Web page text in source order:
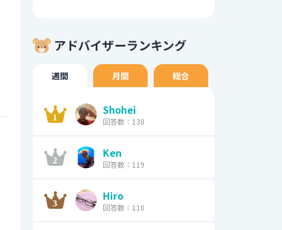
アドバイザーランキング
週間 月間 総合
Shohei
回答数：138
Ken
回答数：119
Hiro
回答数：110